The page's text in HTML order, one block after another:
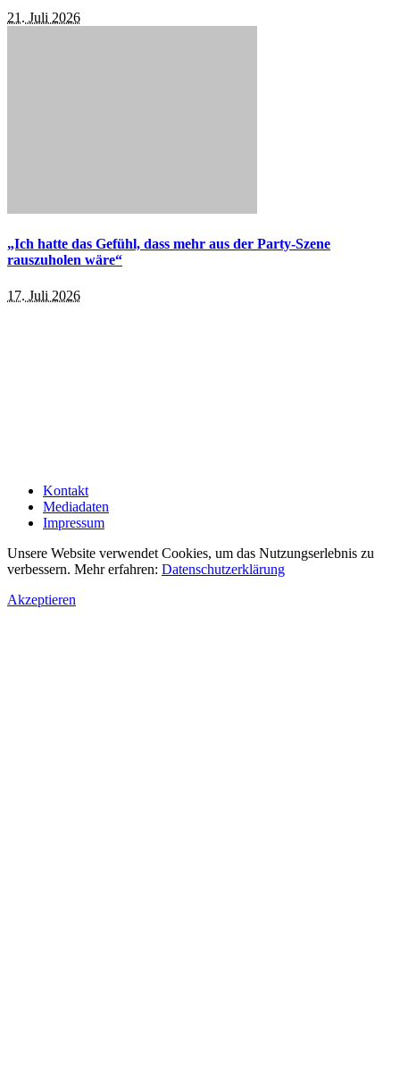
21. Juli 2026
„Ich hatte das Gefühl, dass mehr aus der Party-Szene
rauszuholen wäre“
17. Juli 2026
Kontakt
Mediadaten
Impressum
Unsere Website verwendet Cookies, um das Nutzungserlebnis zu
verbessern. Mehr erfahren: Datenschutzerklärung
Akzeptieren